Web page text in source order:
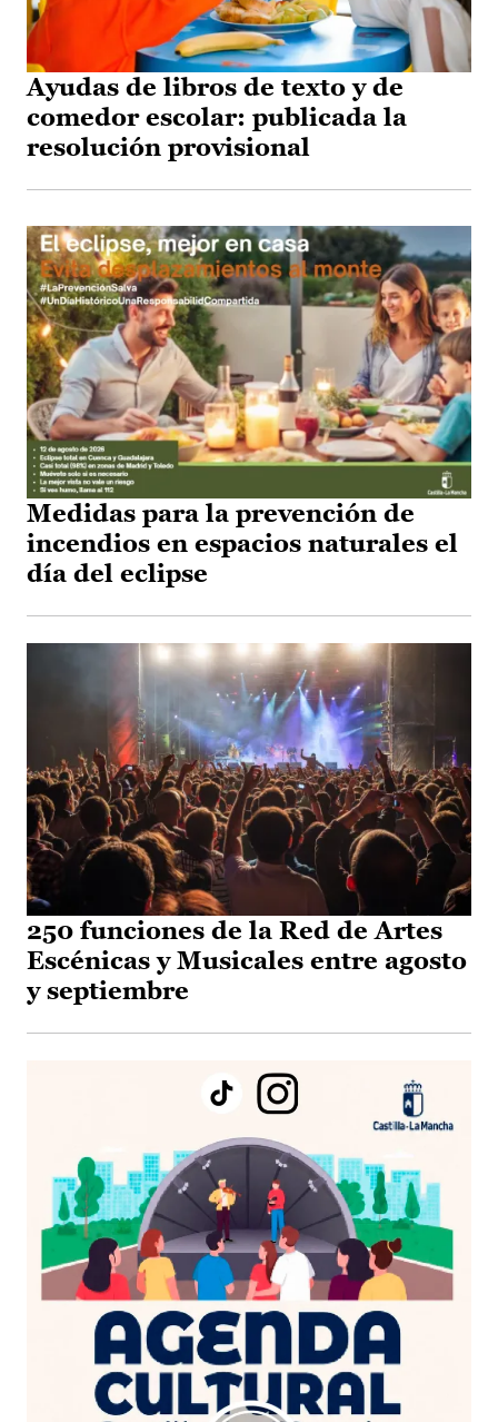
Ayudas de libros de texto y de
comedor escolar: publicada la
resolución provisional
Medidas para la prevención de
incendios en espacios naturales el
día del eclipse
250 funciones de la Red de Artes
Escénicas y Musicales entre agosto
y septiembre